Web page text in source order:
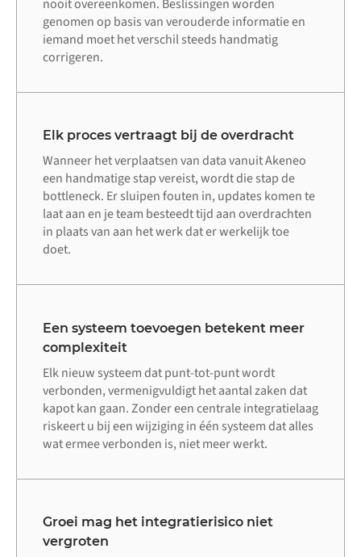
nooit overeenkomen. Beslissingen worden
genomen op basis van verouderde informatie en
iemand moet het verschil steeds handmatig
corrigeren.
Elk proces vertraagt bij de overdracht
Wanneer het verplaatsen van data vanuit Akeneo
een handmatige stap vereist, wordt die stap de
bottleneck. Er sluipen fouten in, updates komen te
laat aan en je team besteedt tijd aan overdrachten
in plaats van aan het werk dat er werkelijk toe
doet.
Een systeem toevoegen betekent meer
complexiteit
Elk nieuw systeem dat punt-tot-punt wordt
verbonden, vermenigvuldigt het aantal zaken dat
kapot kan gaan. Zonder een centrale integratielaag
riskeert u bij een wijziging in één systeem dat alles
wat ermee verbonden is, niet meer werkt.
Groei mag het integratierisico niet
vergroten